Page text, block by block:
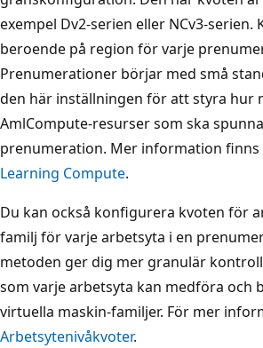
exempel Dv2-serien eller NCv3-serien.
beroende på region för varje
Prenumerationer börjar med små
den här inställningen för att styra hur
AmlCompute-resurser som ska
prenumeration. Mer information finns
Learning Compute.
Du kan också konfigurera kvoten för
familj för varje arbetsyta i en
metoden ger dig mer granulär
som varje arbetsyta kan medföra och
virtuella maskin-familjer. För mer
Arbetsytenivåkvoter.